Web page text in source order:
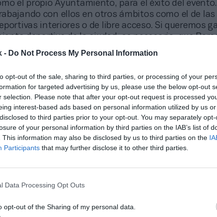
- Do Not Process My Personal Information
opt-out of the sale, sharing to third parties, or processing of your
for targeted advertising by us, please use the below opt-out
selection. Please note that after your opt-out request is processed
interest-based ads based on personal information utilized by us
to third parties prior to your opt-out. You may separately
of your personal information by third parties on the IAB’s list of
This information may also be disclosed by us to third parties on the
Participants that may further disclose it to other third parties.
Data Processing Opt Outs
opt-out of the Sharing of my personal data.
el propio Ayuntamiento, para el éxito del evento.
con ellos en otros ámbitos como el de las
interiores o de libre acceso. Si queremos
deportivo de la ciudad, es necesario que
comprobar qué es lo que se hace en nuestro
nunca con Nueva York, pero ya estamos
del actual modelo de gestión de la prueba
de Nueva York?
una cosa que los distingue de cualquiera otra
maratón del mundo, que es el grado de implicación
en la delimitación del propio recorrido, la
y seguimos en contacto con ellos para seguir